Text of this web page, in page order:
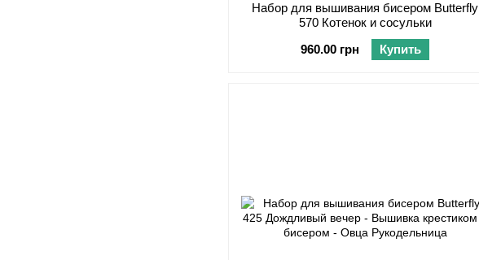
Набор для вышивания бисером Butterfly
570 Котенок и сосульки
960.00 грн
Купить